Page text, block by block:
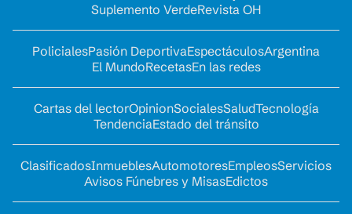
Suplemento VerdeRevista OH
PolicialesPasión DeportivaEspectáculosArgentina
El MundoRecetasEn las redes
Cartas del lectorOpinionSocialesSaludTecnología
TendenciaEstado del tránsito
ClasificadosInmueblesAutomotoresEmpleosServicios
Avisos Fúnebres y MisasEdictos